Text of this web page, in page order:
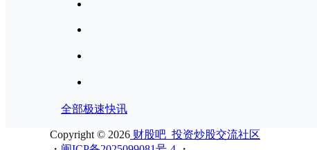
全部极速快讯
Copyright © 2026 财股吧_投资炒股交流社区